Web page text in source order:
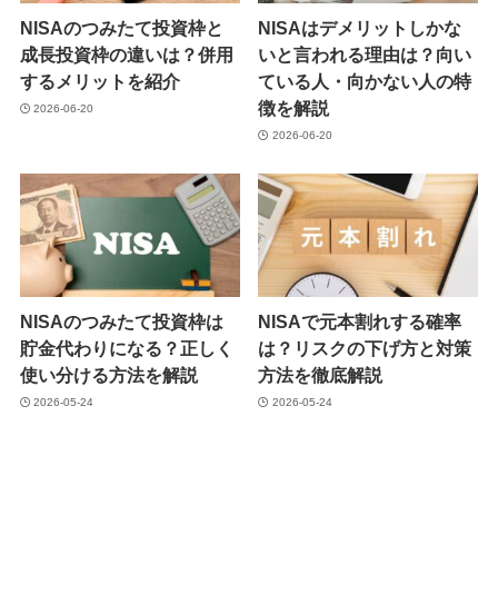
NISAのつみたて投資枠と
成長投資枠の違いは？併用
するメリットを紹介
2026-06-20
NISAはデメリットしかな
いと言われる理由は？向い
ている人・向かない人の特
徴を解説
2026-06-20
NISAのつみたて投資枠は
貯金代わりになる？正しく
使い分ける方法を解説
2026-05-24
NISAで元本割れする確率
は？リスクの下げ方と対策
方法を徹底解説
2026-05-24